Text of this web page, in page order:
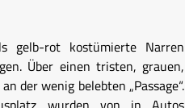
gelb-rot kostümierte Narren
Über einen tristen, grauen,
der wenig belebten „Passage“.